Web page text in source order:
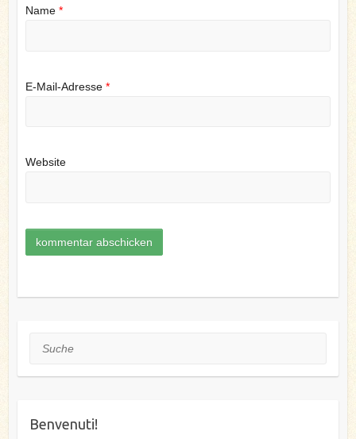
Name *
E-Mail-Adresse *
Website
Suche
Benvenuti!